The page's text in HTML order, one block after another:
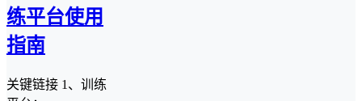
练平台使用
指南
关键链接 1、训练